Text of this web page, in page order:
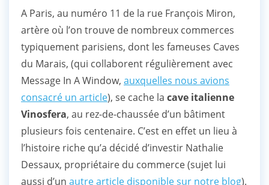
A Paris, au numéro 11 de la rue François Miron,
artère où l’on trouve de nombreux commerces
typiquement parisiens, dont les fameuses Caves
du Marais, (qui collaborent régulièrement avec
Message In A Window, auxquelles nous avions
consacré un article), se cache la cave italienne
Vinosfera, au rez-de-chaussée d’un bâtiment
plusieurs fois centenaire. C’est en effet un lieu à
l’histoire riche qu’a décidé d’investir Nathalie
Dessaux, propriétaire du commerce (sujet lui
aussi d’un autre article disponible sur notre blog).